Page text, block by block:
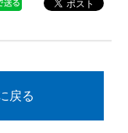
戻る